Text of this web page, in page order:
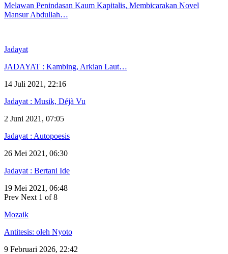
Melawan Penindasan Kaum Kapitalis, Membicarakan Novel
Mansur Abdullah…
Jadayat
JADAYAT : Kambing, Arkian Laut…
14 Juli 2021, 22:16
Jadayat : Musik, Déjà Vu
2 Juni 2021, 07:05
Jadayat : Autopoesis
26 Mei 2021, 06:30
Jadayat : Bertani Ide
19 Mei 2021, 06:48
Prev Next 1 of 8
Mozaik
Antitesis: oleh Nyoto
9 Februari 2026, 22:42